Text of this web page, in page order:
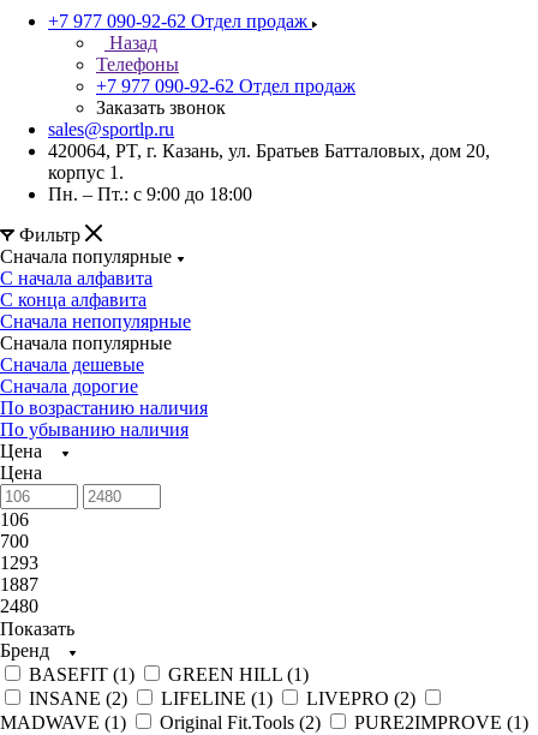
+7 977 090-92-62 Отдел продаж
Назад
Телефоны
+7 977 090-92-62 Отдел продаж
Заказать звонок
sales@sportlp.ru
420064, PT, г. Казань, ул. Братьев Батталовых, дом 20,
корпус 1.
Пн. – Пт.: с 9:00 до 18:00
Фильтр
Сначала популярные
С начала алфавита
С конца алфавита
Сначала непопулярные
Сначала популярные
Сначала дешевые
Сначала дорогие
По возрастанию наличия
По убыванию наличия
Цена
Цена
106
700
1293
1887
2480
Показать
Бренд
BASEFIT (1) GREEN HILL (1)
INSANE (2) LIFELINE (1) LIVEPRO (2)
MADWAVE (1) Original Fit.Tools (2) PURE2IMPROVE (1)